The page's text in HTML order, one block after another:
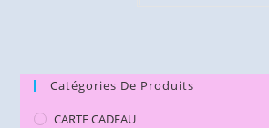
Catégories De Produits
CARTE CADEAU